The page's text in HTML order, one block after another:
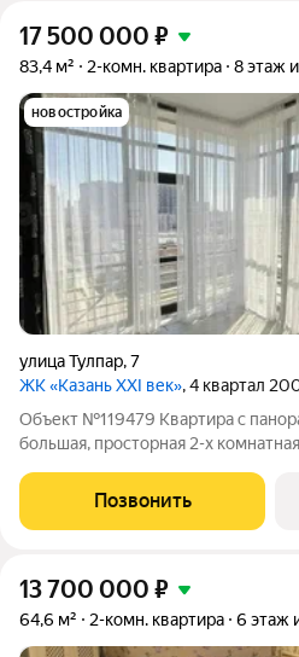
17 500 000 ₽
83,4 м² 2-комн. квартира 8 этаж
новостройка
улица Тулпар,7
ЖК «Казань XXI век», 4 квартал
Объект №119479 Квартира с
большая, просторная 2-х
только технический этаж), что для
преимуществом ( никто
Позвонить
13 700 000 ₽
64,6 м² 2-комн. квартира 6 этаж